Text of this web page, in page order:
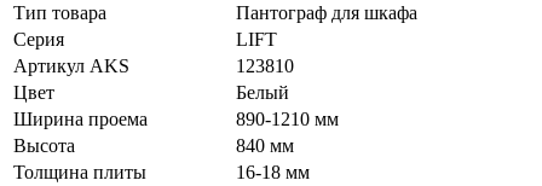
Тип товара
Пантограф для шкафа
Серия
LIFT
Артикул AKS
123810
Цвет
Белый
Ширина проема
890-1210 мм
Высота
840 мм
Толщина плиты
16-18 мм